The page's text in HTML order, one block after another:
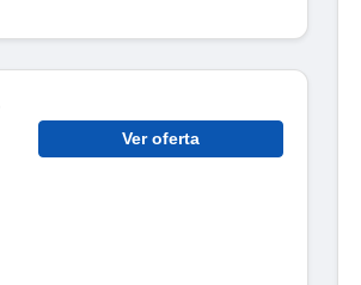
Ver oferta